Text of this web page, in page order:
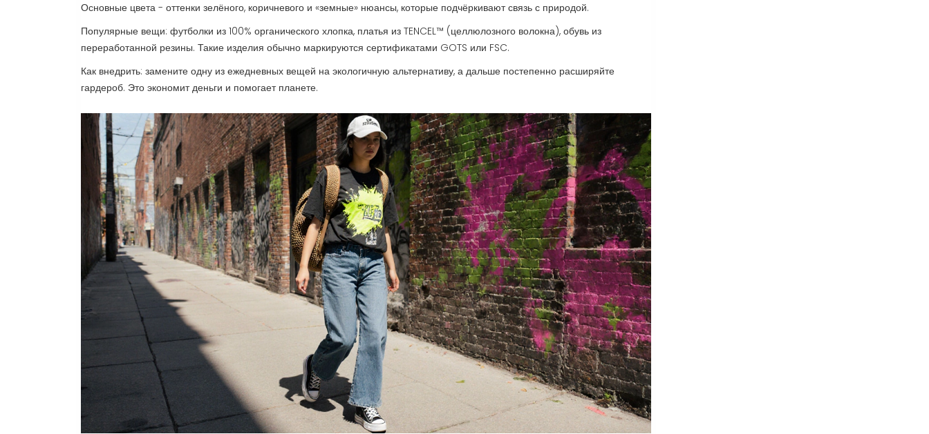
Основные цвета - оттенки зелёного, коричневого и «земные» нюансы, которые подчёркивают связь с природой.
Популярные вещи: футболки из 100% органического хлопка, платья из TENCEL™ (целлюлозного волокна), обувь из
переработанной резины. Такие изделия обычно маркируются сертификатами GOTS или FSC.
Как внедрить: замените одну из ежедневных вещей на экологичную альтернативу, а дальше постепенно расширяйте
гардероб. Это экономит деньги и помогает планете.